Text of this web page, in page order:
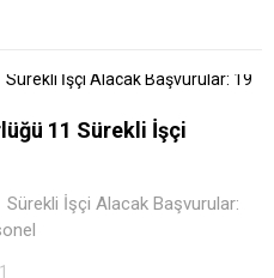
11 Sürekli İşçi
Sürekli İşçi Alacak Başvurular: